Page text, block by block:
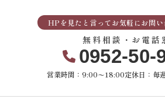
HPを見たと言ってお気軽にお問い
無料相談・お電話
0952-50-
営業時間：9:00〜18:00定休日：毎